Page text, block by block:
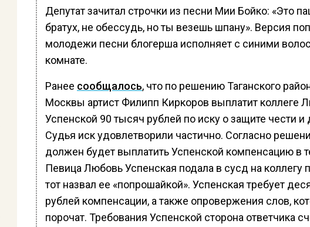
Депутат зачитал строчки из песни Мии Бойко: «Это
братух, не обессудь, но ты везешь шпану». Версия
молодежи песни блогерша исполняет с синими
комнате.
Ранее сообщалось, что по решению Таганского
Москвы артист Филипп Киркоров выплатит коллеге
Успенской 90 тысяч рублей по иску о защите чести и
Судья иск удовлетворили частично. Согласно
должен будет выплатить Успенской компенсацию в
Певица Любовь Успенская подала в сусд на коллегу
тот назвал ее «попрошайкой». Успенская требует
рублей компенсации, а также опровержения слов,
порочат. Требования Успенской сторона ответчика